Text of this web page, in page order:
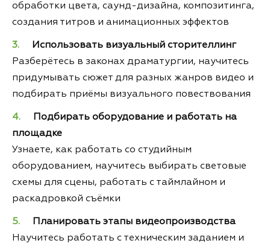
обработки цвета, саунд-дизайна, композитинга,
создания титров и анимационных эффектов
Использовать визуальный сторителлинг
Разберётесь в законах драматургии, научитесь
придумывать сюжет для разных жанров видео и
подбирать приёмы визуального повествования
Подбирать оборудование и работать на
площадке
Узнаете, как работать со студийным
оборудованием, научитесь выбирать световые
схемы для сцены, работать с таймлайном и
раскадровкой съёмки
Планировать этапы видеопроизводства
Научитесь работать с техническим заданием и